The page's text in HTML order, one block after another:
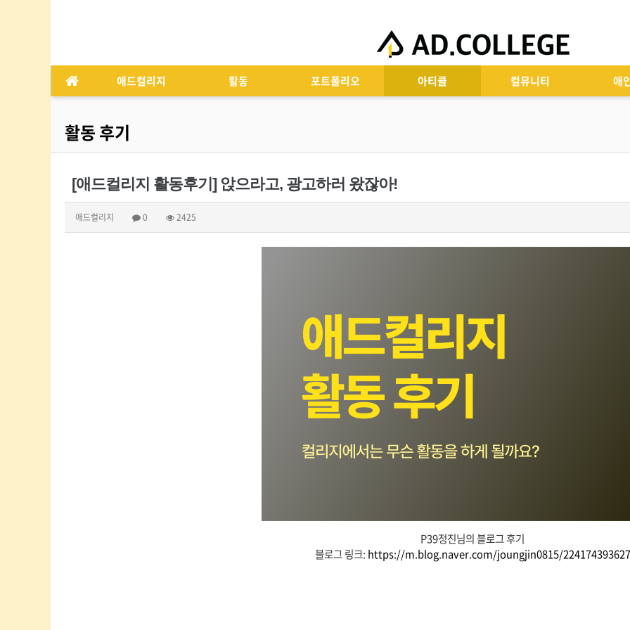
애드컬리지 활동 포트폴리오 아티클 컬뮤니티 애
활동 후기
[애드컬리지 활동후기] 앉으라고, 광고하러 왔잖아!
애드컬리지 0 2425
P39정진님의 블로그 후기
블로그 링크: https://m.blog.naver.com/joungjin0815/224174393627